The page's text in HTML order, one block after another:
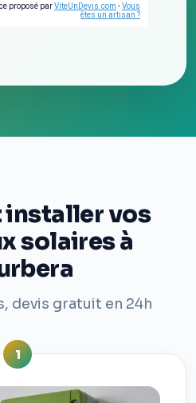
proposé parViteUnDevis.com -Vous
êtes un artisan ?
installer vos
solaires à
devis gratuit en 24h
1